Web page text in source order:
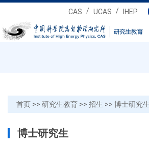
CAS / UCAS / IHEP
首页 >> 研究生教育 >> 招生 >> 博士研究生
博士研究生